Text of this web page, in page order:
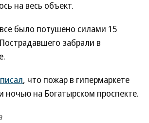
на весь объект.
было потушено силами 15
забрали в
писал, что пожар в гипермаркете
ночью на Богатырском проспекте.